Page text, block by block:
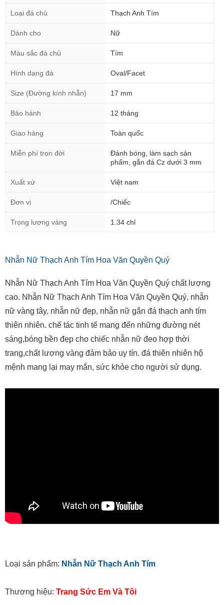
Loại đá chủ Thạch Anh Tím
Dành cho Nữ
Màu sắc đá chủ Tím
Hình dạng đá Oval/Facet
Size (Đường kính nhẫn) 17 mm
Bảo hành 12 tháng
Giao hàng Toàn quốc
Miễn phí trọn đời
Đánh bóng, làm sạch sản
phẩm, gắn đá Cz dưới 3 mm
Xuất xứ Việt nam
Đơn vị /Chiếc
Trọng lượng vàng 1.34 chỉ
Nhẫn Nữ Thạch Anh Tím Hoa Văn Quyền Quý
Nhẫn Nữ Thạch Anh Tím Hoa Văn Quyền Quý chất lượng
cao. Nhẫn Nữ Thạch Anh Tím Hoa Văn Quyền Quý, nhẫn
nữ vàng tây, nhẫn nữ đẹp, nhẫn nữ gắn đá thạch anh tím
thiên nhiên. chế tác tinh tế mang đến những đường nét
sáng,bóng bền đẹp cho chiếc nhẫn nữ đeo hợp thời
trang,chất lượng vàng đảm bảo uy tín. đá thiên nhiên hộ
mệnh mang lại may mắn, sức khỏe cho người sử dụng.
Loại sản phẩm: Nhẫn Nữ Thạch Anh Tím
Thương hiệu: Trang Sức Em Và Tôi